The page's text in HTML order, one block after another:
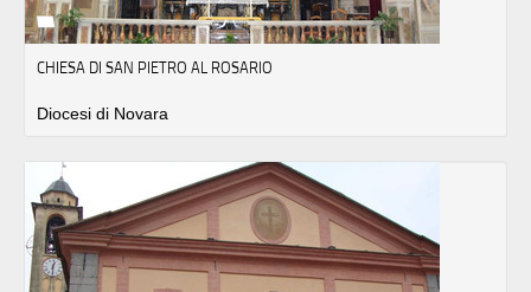
CHIESA DI SAN PIETRO AL ROSARIO
Diocesi di Novara